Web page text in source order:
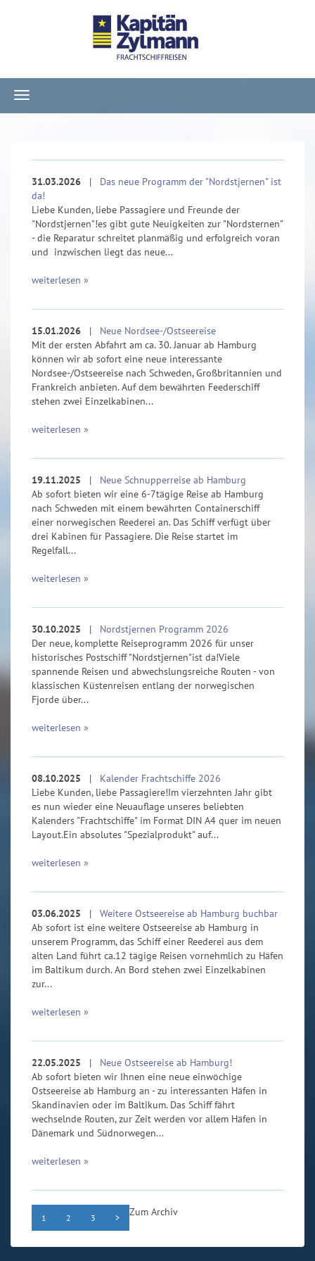
Navigation
ein-/ausblenden
31.03.2026 | Das neue Programm der "Nordstjernen" ist
da!
Liebe Kunden, liebe Passagiere und Freunde der
"Nordstjernen"!es gibt gute Neuigkeiten zur "Nordsternen"
- die Reparatur schreitet planmäßig und erfolgreich voran
und inzwischen liegt das neue...
weiterlesen »
15.01.2026 | Neue Nordsee-/Ostseereise
Mit der ersten Abfahrt am ca. 30. Januar ab Hamburg
können wir ab sofort eine neue interessante
Nordsee-/Ostseereise nach Schweden, Großbritannien und
Frankreich anbieten. Auf dem bewährten Feederschiff
stehen zwei Einzelkabinen...
weiterlesen »
19.11.2025 | Neue Schnupperreise ab Hamburg
Ab sofort bieten wir eine 6-7tägige Reise ab Hamburg
nach Schweden mit einem bewährten Containerschiff
einer norwegischen Reederei an. Das Schiff verfügt über
drei Kabinen für Passagiere. Die Reise startet im
Regelfall...
weiterlesen »
30.10.2025 | Nordstjernen Programm 2026
Der neue, komplette Reiseprogramm 2026 für unser
historisches Postschiff "Nordstjernen"ist da!Viele
spannende Reisen und abwechslungsreiche Routen - von
klassischen Küstenreisen entlang der norwegischen
Fjorde über...
weiterlesen »
08.10.2025 | Kalender Frachtschiffe 2026
Liebe Kunden, liebe Passagiere!Im vierzehnten Jahr gibt
es nun wieder eine Neuauflage unseres beliebten
Kalenders "Frachtschiffe" im Format DIN A4 quer im neuen
Layout.Ein absolutes "Spezialprodukt" auf...
weiterlesen »
03.06.2025 | Weitere Ostseereise ab Hamburg buchbar
Ab sofort ist eine weitere Ostseereise ab Hamburg in
unserem Programm, das Schiff einer Reederei aus dem
alten Land führt ca.12 tägige Reisen vornehmlich zu Häfen
im Baltikum durch. An Bord stehen zwei Einzelkabinen
zur...
weiterlesen »
22.05.2025 | Neue Ostseereise ab Hamburg!
Ab sofort bieten wir Ihnen eine neue einwöchige
Ostseereise ab Hamburg an - zu interessanten Häfen in
Skandinavien oder im Baltikum. Das Schiff fährt
wechselnde Routen, zur Zeit werden vor allem Häfen in
Dänemark und Südnorwegen...
weiterlesen »
1 2 3 > Zum Archiv